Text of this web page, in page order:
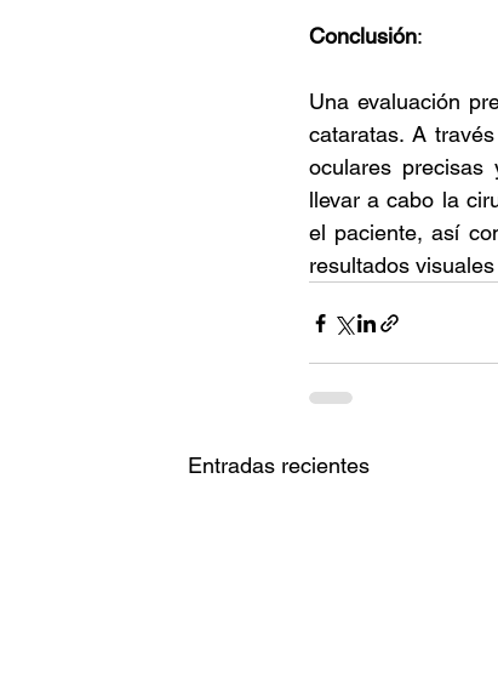
Conclusión:
Una evaluación
cataratas. A
oculares precisas
llevar a cabo la
el paciente, así
resultados
Entradas recientes